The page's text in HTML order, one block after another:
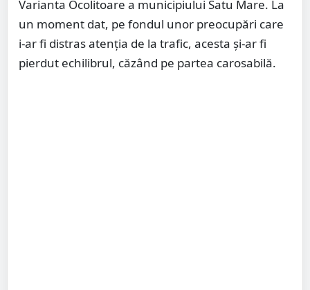
Varianta Ocolitoare a municipiului Satu Mare. La
un moment dat, pe fondul unor preocupări care
i-ar fi distras atenția de la trafic, acesta și-ar fi
pierdut echilibrul, căzând pe partea carosabilă.